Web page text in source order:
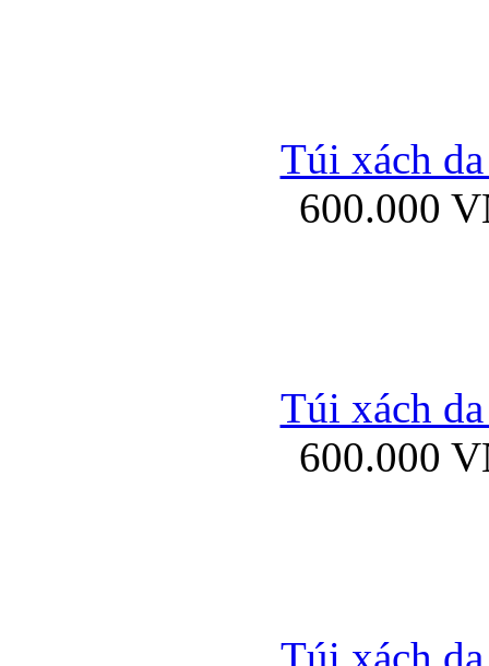
Ốp lưng Samsung
Ốp lưng
Túi xách
600.000
Túi xách
600.000